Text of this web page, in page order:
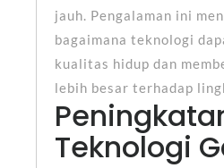
jauh. Pengalaman ini
bagaimana teknologi
kualitas hidup dan
lebih besar terhadap
Teknologi